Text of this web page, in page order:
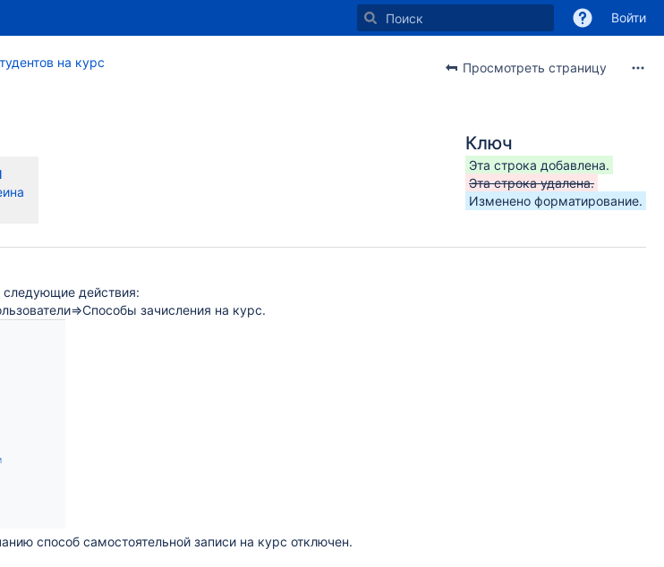
Войти
Просмотреть страницу
на курс
Ключ
Эта строка добавлена.
Эта строка удалена.
Изменено форматирование.
следующие действия:
зачисления на курс.
способ самостоятельной записи на курс отключен.